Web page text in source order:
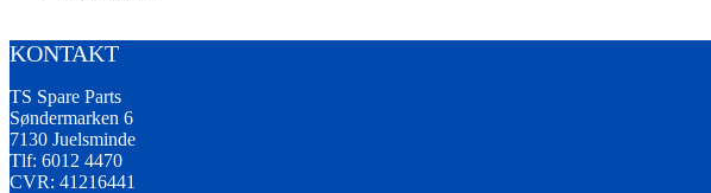
KONTAKT
TS Spare Parts
Søndermarken 6
7130 Juelsminde
Tlf: 6012 4470
CVR: 41216441